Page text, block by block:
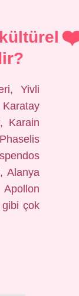
Yivli
Karatay
Karain
Alanya
gibi çok